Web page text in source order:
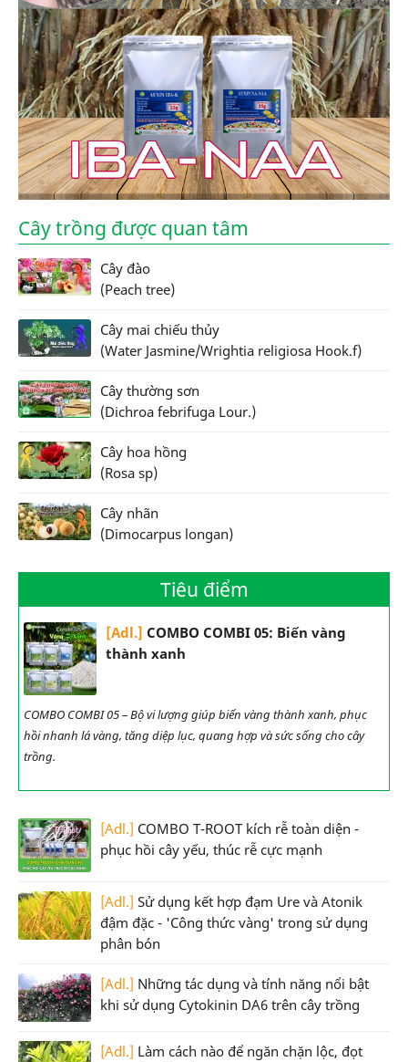
Cây trồng được quan tâm
Cây đào
(Peach tree)
Cây mai chiếu thủy
(Water Jasmine/Wrightia religiosa Hook.f)
Cây thường sơn
(Dichroa febrifuga Lour.)
Cây hoa hồng
(Rosa sp)
Cây nhãn
(Dimocarpus longan)
Tiêu điểm
[Adl.] COMBO COMBI 05: Biến vàng
thành xanh
COMBO COMBI 05 – Bộ vi lượng giúp biến vàng thành xanh, phục
hồi nhanh lá vàng, tăng diệp lục, quang hợp và sức sống cho cây
trồng.
[Adl.] COMBO T-ROOT kích rễ toàn diện -
phục hồi cây yếu, thúc rễ cực mạnh
[Adl.] Sử dụng kết hợp đạm Ure và Atonik
đậm đặc - 'Công thức vàng' trong sử dụng
phân bón
[Adl.] Những tác dụng và tính năng nổi bật
khi sử dụng Cytokinin DA6 trên cây trồng
[Adl.] Làm cách nào để ngăn chặn lộc, đọt